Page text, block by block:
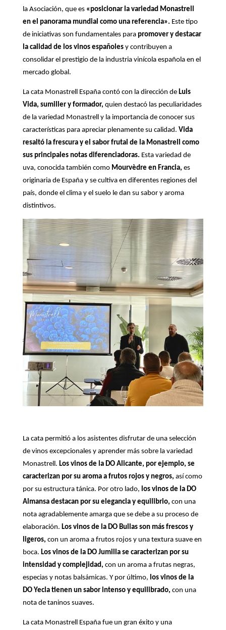
la Asociación, que es «posicionar la variedad Monastrell
en el panorama mundial como una referencia». Este tipo
de iniciativas son fundamentales parapromover y destacar
la calidad de los vinos españolesy contribuyen a
consolidar el prestigio de la industria vinícola española en el
mercado global.
La cata Monastrell España contó con la dirección deLuis
Vida, sumiller y formador, quien destacó las peculiaridades
de la variedad Monastrell y la importancia de conocer sus
características para apreciar plenamente su calidad. Vida
resaltó la frescura y el sabor frutal de la Monastrell como
sus principales notas diferenciadoras. Esta variedad de
uva, conocida también como Mourvèdre en Francia, es
originaria de España y se cultiva en diferentes regiones del
país, donde el clima y el suelo le dan su sabor y aroma
distintivos.
La cata permitió a los asistentes disfrutar de una selección
de vinos excepcionales y aprender más sobre la variedad
Monastrell. Los vinos de la DO Alicante, por ejemplo, se
caracterizan por su aroma a frutos rojos y negros, así como
por su estructura tánica. Por otro lado, los vinos de la DO
Almansa destacan por su elegancia y equilibrio, con una
nota agradablemente amarga que se debe a su proceso de
elaboración. Los vinos de la DO Bullas son más frescos y
ligeros, con un aroma a frutos rojos y una textura suave en
boca. Los vinos de la DO Jumilla se caracterizan por su
intensidad y complejidad, con un aroma a frutas negras,
especias y notas balsámicas. Y por último, los vinos de la
DO Yecla tienen un sabor intenso y equilibrado, con una
nota de taninos suaves.
La cata Monastrell España fue un gran éxito y una